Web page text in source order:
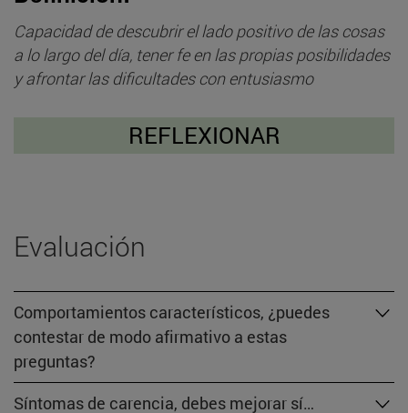
Capacidad de descubrir el lado positivo de las cosas
a lo largo del día, tener fe en las propias posibilidades
y afrontar las dificultades con entusiasmo
REFLEXIONAR
Evaluación
Comportamientos característicos, ¿puedes
contestar de modo afirmativo a estas
preguntas?
Síntomas de carencia, debes mejorar sí…